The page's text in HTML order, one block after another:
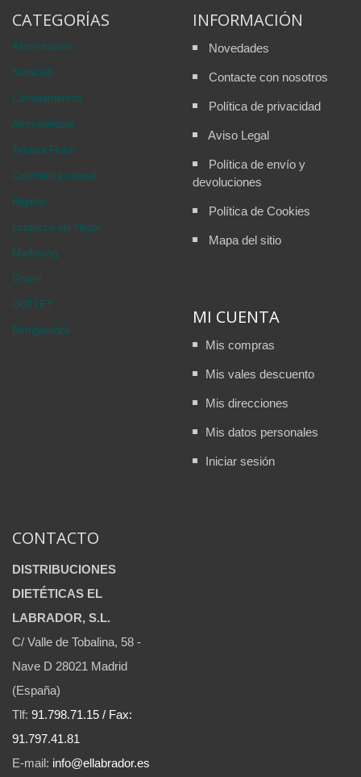
CATEGORÍAS
Alimentación
Nutricion
Complementos
Aromaterapia
Terapia Floral
Cosmética natural
Higiene
Limpieza del Hogar
Marketing
Granel
OUTLET
Refrigerados
INFORMACIÓN
Novedades
Contacte con nosotros
Política de privacidad
Aviso Legal
Política de envío y
devoluciones
Política de Cookies
Mapa del sitio
MI CUENTA
Mis compras
Mis vales descuento
Mis direcciones
Mis datos personales
Iniciar sesión
CONTACTO
DISTRIBUCIONES
DIETÉTICAS EL
LABRADOR, S.L.
C/ Valle de Tobalina, 58 -
Nave D 28021 Madrid
(España)
Tlf: 91.798.71.15 / Fax:
91.797.41.81
E-mail: info@ellabrador.es